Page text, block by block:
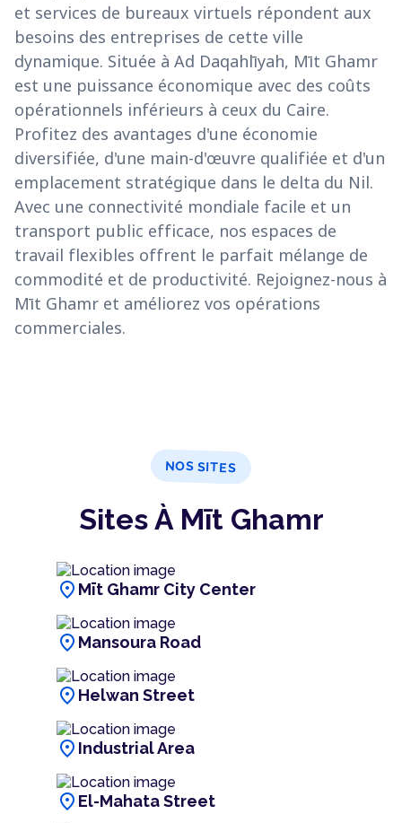
et services de bureaux virtuels répondent aux
besoins des entreprises de cette ville
dynamique. Située à Ad Daqahlīyah, Mīt Ghamr
est une puissance économique avec des coûts
opérationnels inférieurs à ceux du Caire.
Profitez des avantages d'une économie
diversifiée, d'une main-d'œuvre qualifiée et d'un
emplacement stratégique dans le delta du Nil.
Avec une connectivité mondiale facile et un
transport public efficace, nos espaces de
travail flexibles offrent le parfait mélange de
commodité et de productivité. Rejoignez-nous à
Mīt Ghamr et améliorez vos opérations
commerciales.
NOS SITES
Sites À Mīt Ghamr
location_on Mīt Ghamr City Center
location_on Mansoura Road
location_on Helwan Street
location_on Industrial Area
location_on El-Mahata Street